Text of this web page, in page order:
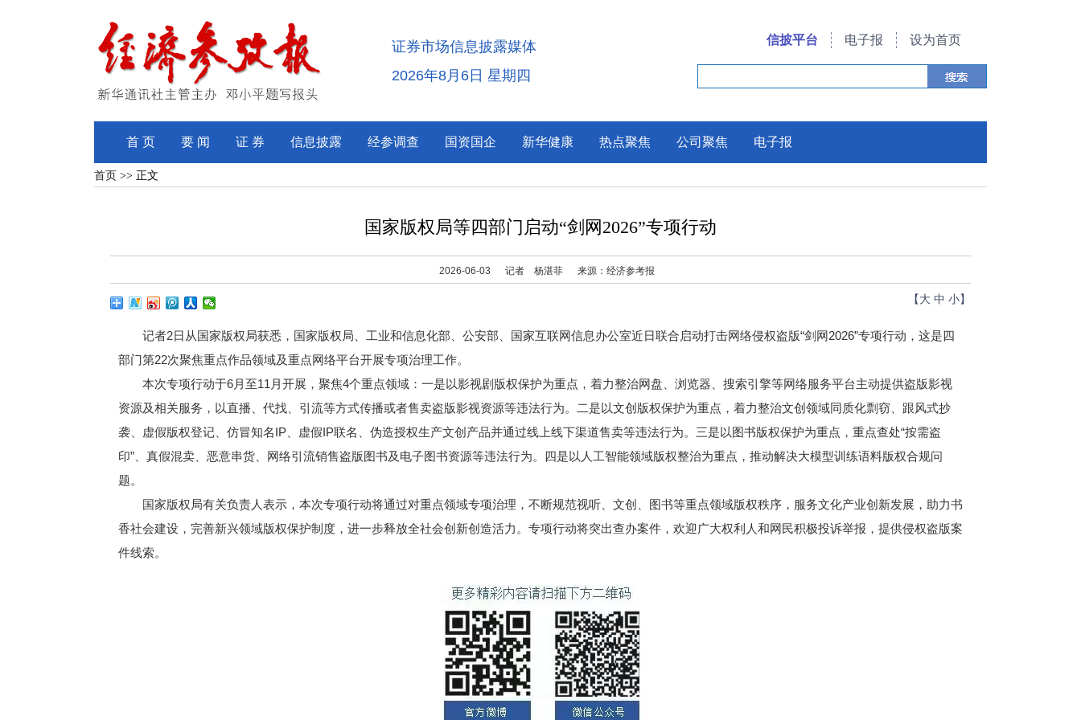
证券市场信息披露媒体
2026年8月6日 星期四
信披平台 电子报 设为首页
首 页 要 闻 证 券 信息披露 经参调查 国资国企 新华健康 热点聚焦 公司聚焦 电子报
首页 >> 正文
国家版权局等四部门启动“剑网2026”专项行动
2026-06-03 记者 杨湛菲 来源：经济参考报
【 大 中 小】
记者2日从国家版权局获悉，国家版权局、工业和信息化部、公安部、国家互联网信息办公室近日联合启动打击网络侵权盗版“剑网2026”专项行动，这是四
部门第22次聚焦重点作品领域及重点网络平台开展专项治理工作。
本次专项行动于6月至11月开展，聚焦4个重点领域：一是以影视剧版权保护为重点，着力整治网盘、浏览器、搜索引擎等网络服务平台主动提供盗版影视
资源及相关服务，以直播、代找、引流等方式传播或者售卖盗版影视资源等违法行为。二是以文创版权保护为重点，着力整治文创领域同质化剽窃、跟风式抄
袭、虚假版权登记、仿冒知名IP、虚假IP联名、伪造授权生产文创产品并通过线上线下渠道售卖等违法行为。三是以图书版权保护为重点，重点查处“按需盗
印”、真假混卖、恶意串货、网络引流销售盗版图书及电子图书资源等违法行为。四是以人工智能领域版权整治为重点，推动解决大模型训练语料版权合规问
题。
国家版权局有关负责人表示，本次专项行动将通过对重点领域专项治理，不断规范视听、文创、图书等重点领域版权秩序，服务文化产业创新发展，助力书
香社会建设，完善新兴领域版权保护制度，进一步释放全社会创新创造活力。专项行动将突出查办案件，欢迎广大权利人和网民积极投诉举报，提供侵权盗版案
件线索。